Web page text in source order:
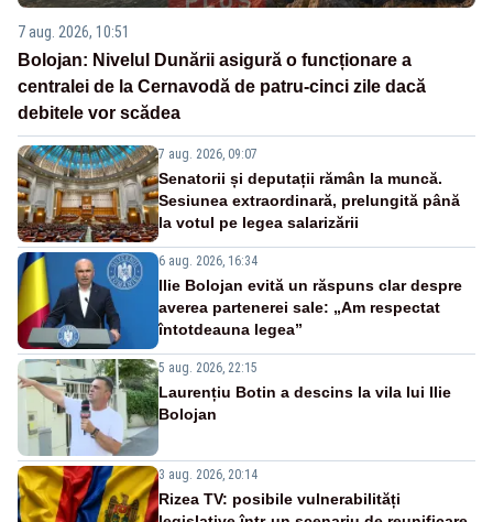
7 aug. 2026, 10:51
Bolojan: Nivelul Dunării asigură o funcționare a
centralei de la Cernavodă de patru-cinci zile dacă
debitele vor scădea
7 aug. 2026, 09:07
Senatorii și deputații rămân la muncă.
Sesiunea extraordinară, prelungită până
la votul pe legea salarizării
6 aug. 2026, 16:34
Ilie Bolojan evită un răspuns clar despre
averea partenerei sale: „Am respectat
întotdeauna legea”
5 aug. 2026, 22:15
Laurențiu Botin a descins la vila lui Ilie
Bolojan
3 aug. 2026, 20:14
Rizea TV: posibile vulnerabilități